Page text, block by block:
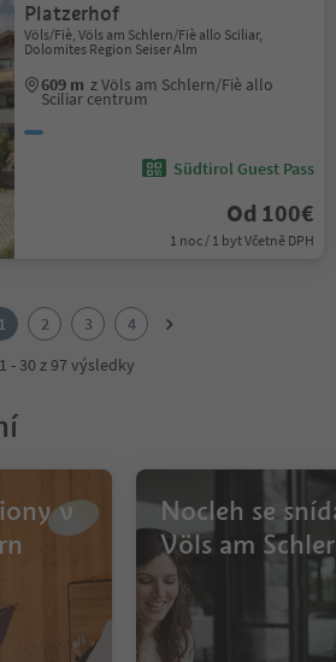
Platzerhof
Völs/Fiè, Völs am Schlern/Fiè allo Sciliar,
Dolomites Region Seiser Alm
609 m z Völs am Schlern/Fiè allo
Sciliar centrum
Südtirol Guest Pass
Od 100€
1 noc / 1 byt Včetně DPH
1 2 3
4
1 - 30 z 97 výsledky
v
Nocleh se
Völs am